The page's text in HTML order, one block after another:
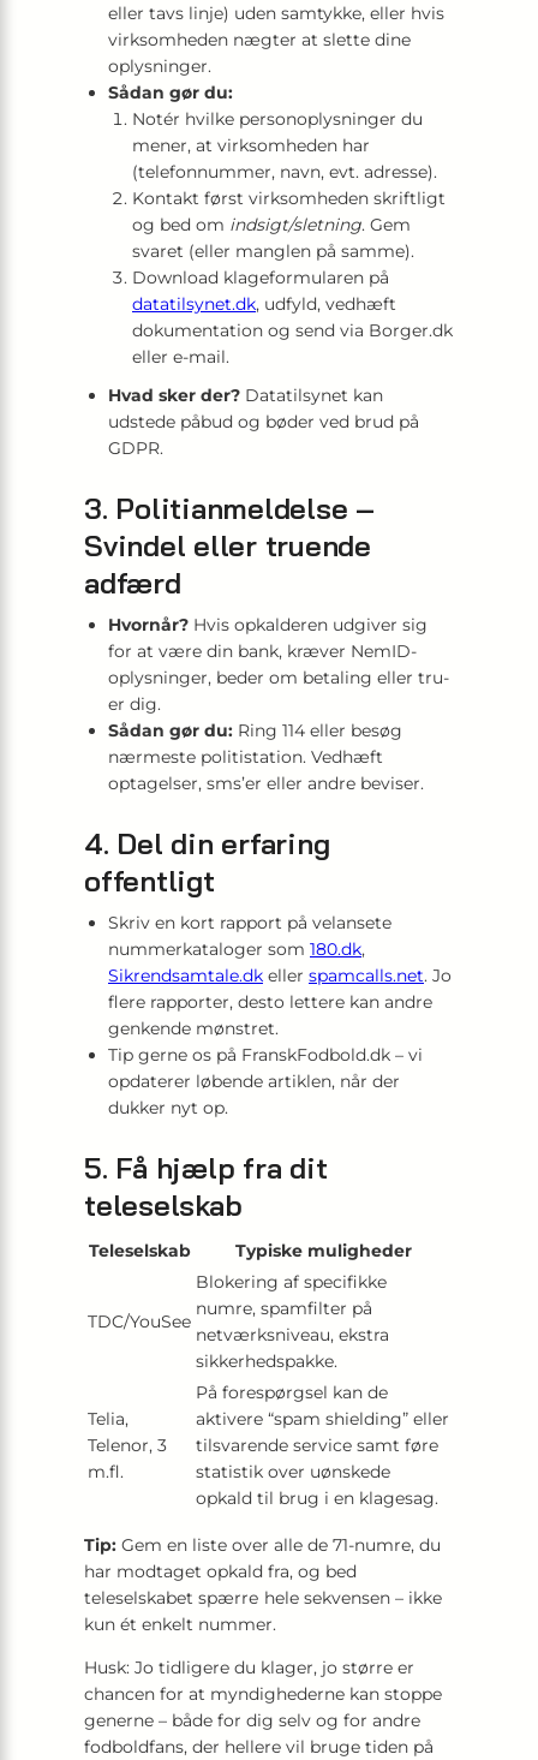
eller tavs linje) uden samtykke, eller hvis
virksomheden nægter at slette dine
oplysninger.
Sådan gør du:
Notér hvilke personoplysninger du
mener, at virksomheden har
(telefonnummer, navn, evt. adresse).
Kontakt først virksomheden skriftligt
og bed om indsigt/sletning. Gem
svaret (eller manglen på samme).
Download klageformularen på
datatilsynet.dk, udfyld, vedhæft
dokumentation og send via Borger.dk
eller e-mail.
Hvad sker der? Datatilsynet kan
udstede påbud og bøder ved brud på
GDPR.
3. Politianmeldelse –
Svindel eller truende
adfærd
Hvornår? Hvis opkalderen udgiver sig
for at være din bank, kræver NemID-
oplysninger, beder om betaling eller tru­
er dig.
Sådan gør du: Ring 114 eller besøg
nærmeste politistation. Vedhæft
optagelser, sms’er eller andre beviser.
4. Del din erfaring
offentligt
Skriv en kort rapport på velansete
nummerkataloger som 180.dk,
Sikrendsamtale.dk eller spamcalls.net. Jo
flere rapporter, desto lettere kan andre
genkende mønstret.
Tip gerne os på FranskFodbold.dk – vi
opdaterer løbende artiklen, når der
dukker nyt op.
5. Få hjælp fra dit
teleselskab
Teleselskab Typiske muligheder
TDC/YouSee
Blokering af specifikke
numre, spamfilter på
netværksniveau, ekstra
sikkerhedspakke.
Telia,
Telenor, 3
m.fl.
På forespørgsel kan de
aktivere “spam shielding” eller
tilsvarende service samt føre
statistik over uønskede
opkald til brug i en klagesag.
Tip: Gem en liste over alle de 71-numre, du
har modtaget opkald fra, og bed
teleselskabet spærrе hele sekvensen – ikke
kun ét enkelt nummer.
Husk: Jo tidligere du klager, jo større er
chancen for at myndighederne kan stoppe
generne – både for dig selv og for andre
fodboldfans, der hellere vil bruge tiden på